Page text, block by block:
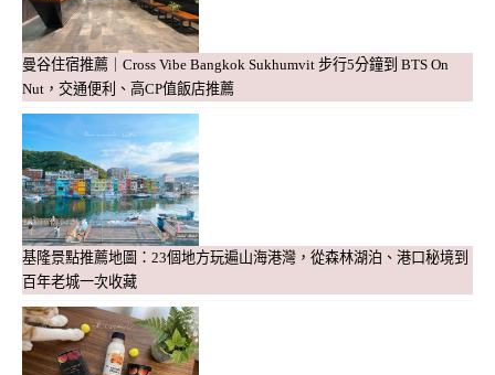
曼谷住宿推薦｜Cross Vibe Bangkok Sukhumvit 步行5分鐘到 BTS On
Nut，交通便利、高CP值飯店推薦
基隆景點推薦地圖：23個地方玩遍山海港灣，從森林湖泊、港口秘境到
百年老城一次收藏